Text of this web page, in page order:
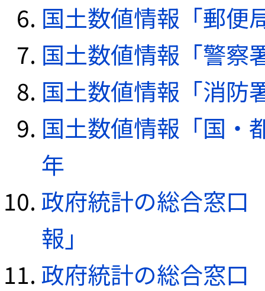
国土数値情報「郵便
国土数値情報「警察
国土数値情報「消防
国土数値情報「国・
年
政府統計の総合窓口
報」
政府統計の総合窓口